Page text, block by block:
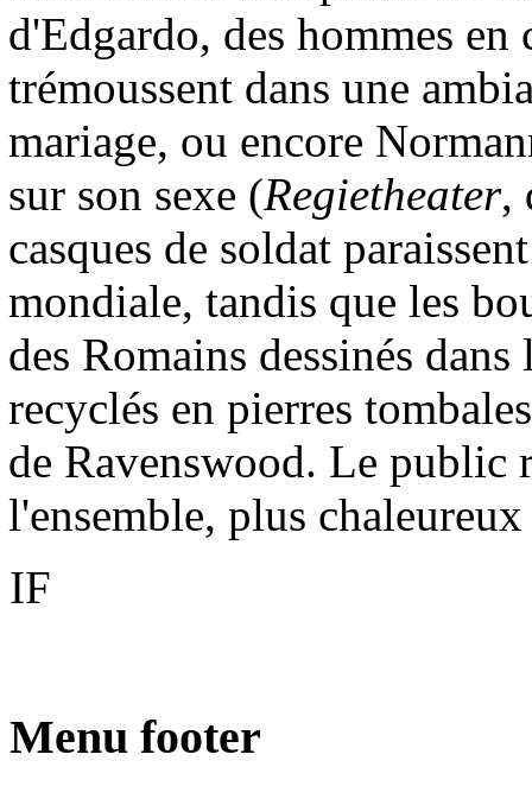
d'Edgardo, des hommes en
trémoussent dans une
mariage, ou encore
sur son sexe (Regietheater,
casques de soldat
mondiale, tandis que les
des Romains dessinés
recyclés en pierres
de Ravenswood. Le public
l'ensemble, plus
IF
Menu footer